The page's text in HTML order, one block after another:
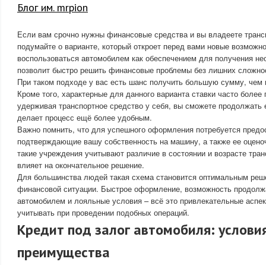
Блог им. mrpion
Если вам срочно нужны финансовые средства и вы владеете
подумайте о варианте, который откроет перед вами новые
воспользоваться автомобилем как обеспечением для получения
позволит быстро решить финансовые проблемы без лишних
При таком подходе у вас есть шанс получить большую сумму, чем
Кроме того, характерные для данного варианта ставки часто
удерживая транспортное средство у себя, вы сможете продолжать
делает процесс ещё более удобным.
Важно помнить, что для успешного оформления потребуется
подтверждающие вашу собственность на машину, а также ее
такие учреждения учитывают различие в состоянии и возрасте
влияет на окончательное решение.
Для большинства людей такая схема становится оптимальным
финансовой ситуации. Быстрое оформление, возможность
автомобилем и лояльные условия – всё это привлекательные
учитывать при проведении подобных операций.
Кредит под залог автомобиля:
преимущества